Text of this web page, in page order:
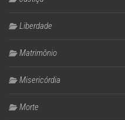
Liberdade
Matrimônio
Misericórdia
Morte